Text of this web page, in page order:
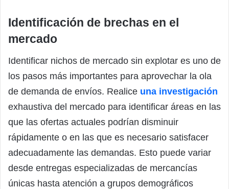
Identificación de brechas en el
mercado
Identificar nichos de mercado sin explotar es uno de
los pasos más importantes para aprovechar la ola
de demanda de envíos. Realice una investigación
exhaustiva del mercado para identificar áreas en las
que las ofertas actuales podrían disminuir
rápidamente o en las que es necesario satisfacer
adecuadamente las demandas. Esto puede variar
desde entregas especializadas de mercancías
únicas hasta atención a grupos demográficos